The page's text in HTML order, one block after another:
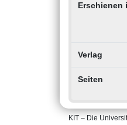
Erschienen
Verlag
Seiten
KIT – Die